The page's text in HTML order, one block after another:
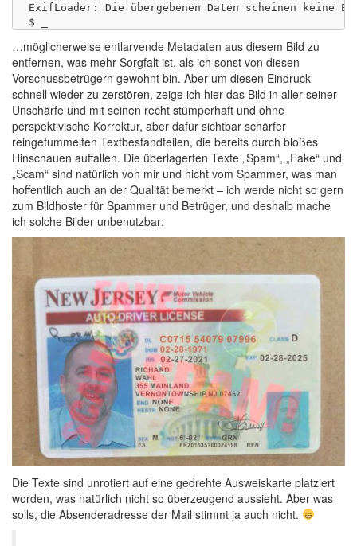
ExifLoader: Die übergebenen Daten scheinen keine
…möglicherweise entlarvende Metadaten aus diesem Bild zu
entfernen, was mehr Sorgfalt ist, als ich sonst von diesen
Vorschussbetrügern gewohnt bin. Aber um diesen Eindruck
schnell wieder zu zerstören, zeige ich hier das Bild in aller seiner
Unschärfe und mit seinen recht stümperhaft und ohne
perspektivische Korrektur, aber dafür sichtbar schärfer
reingefummelten Textbestandteilen, die bereits durch bloßes
Hinschauen auffallen. Die überlagerten Texte „Spam“, „Fake“ und
„Scam“ sind natürlich von mir und nicht vom Spammer, was man
hoffentlich auch an der Qualität bemerkt – ich werde nicht so gern
zum Bildhoster für Spammer und Betrüger, und deshalb mache
ich solche Bilder unbenutzbar:
Die Texte sind unrotiert auf eine gedrehte Ausweiskarte platziert
worden, was natürlich nicht so überzeugend aussieht. Aber was
solls, die Absenderadresse der Mail stimmt ja auch nicht.